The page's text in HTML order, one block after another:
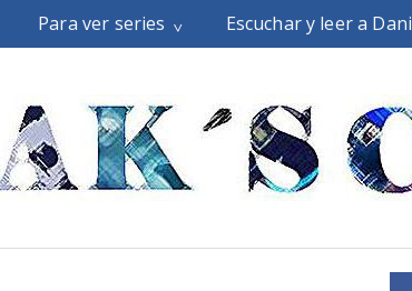
Para ver series Escuchar y leer a Dani